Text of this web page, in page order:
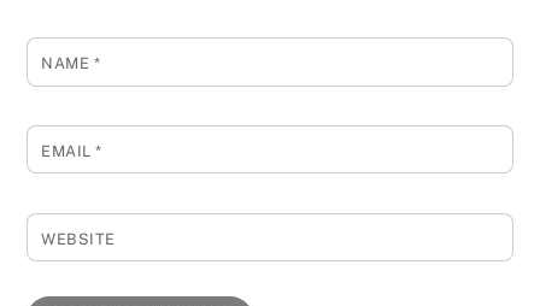
NAME *
EMAIL*
WEBSITE